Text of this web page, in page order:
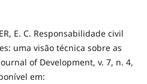
E. C. Responsabilidade civil
uma visão técnica sobre as
of Development, v. 7, n. 4,
em: